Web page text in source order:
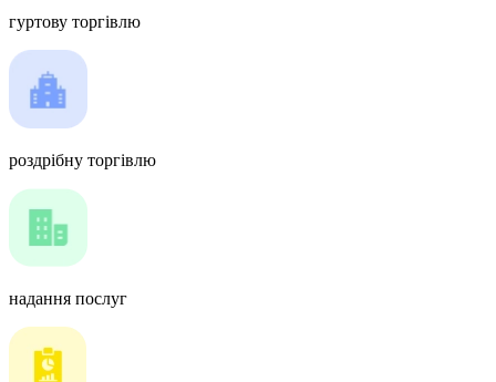
гуртову торгівлю
роздрібну торгівлю
надання послуг